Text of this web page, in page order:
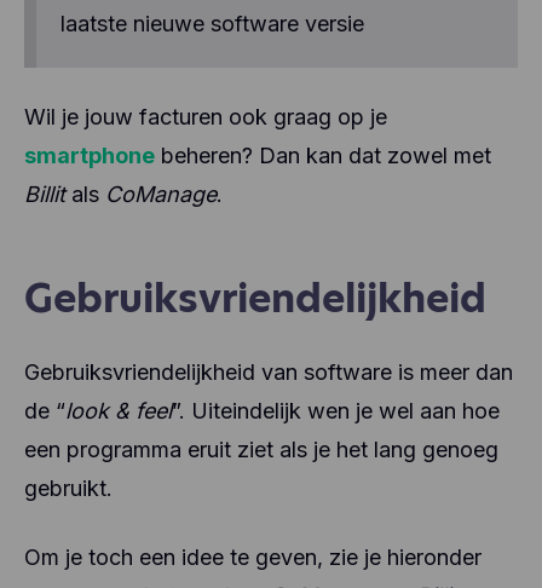
laatste nieuwe software versie
Wil je jouw facturen ook graag op je
smartphone beheren? Dan kan dat zowel met
Billitals CoManage.
Gebruiksvriendelijkheid
Gebruiksvriendelijkheid van software is meer dan
de “look & feel”. Uiteindelijk wen je wel aan hoe
een programma eruit ziet als je het lang genoeg
gebruikt.
Om je toch een idee te geven, zie je hieronder